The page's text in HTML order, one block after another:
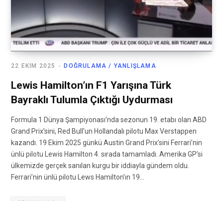
DOĞRULAMA / YANLIŞLAMA
22 EKIM 2025
Lewis Hamilton’ın F1 Yarışına Türk
Bayraklı Tulumla Çıktığı Uydurması
Formula 1 Dünya Şampiyonası’nda sezonun 19. etabı olan ABD
Grand Prix’sini, Red Bull’un Hollandalı pilotu Max Verstappen
kazandı. 19 Ekim 2025 günkü Austin Grand Prix’sini Ferrari’nin
ünlü pilotu Lewis Hamilton 4. sırada tamamladı. Amerika GP’si
ülkemizde gerçek sanılan kurgu bir iddiayla gündem oldu.
Ferrari’nin ünlü pilotu Lews Hamilton’ın 19…